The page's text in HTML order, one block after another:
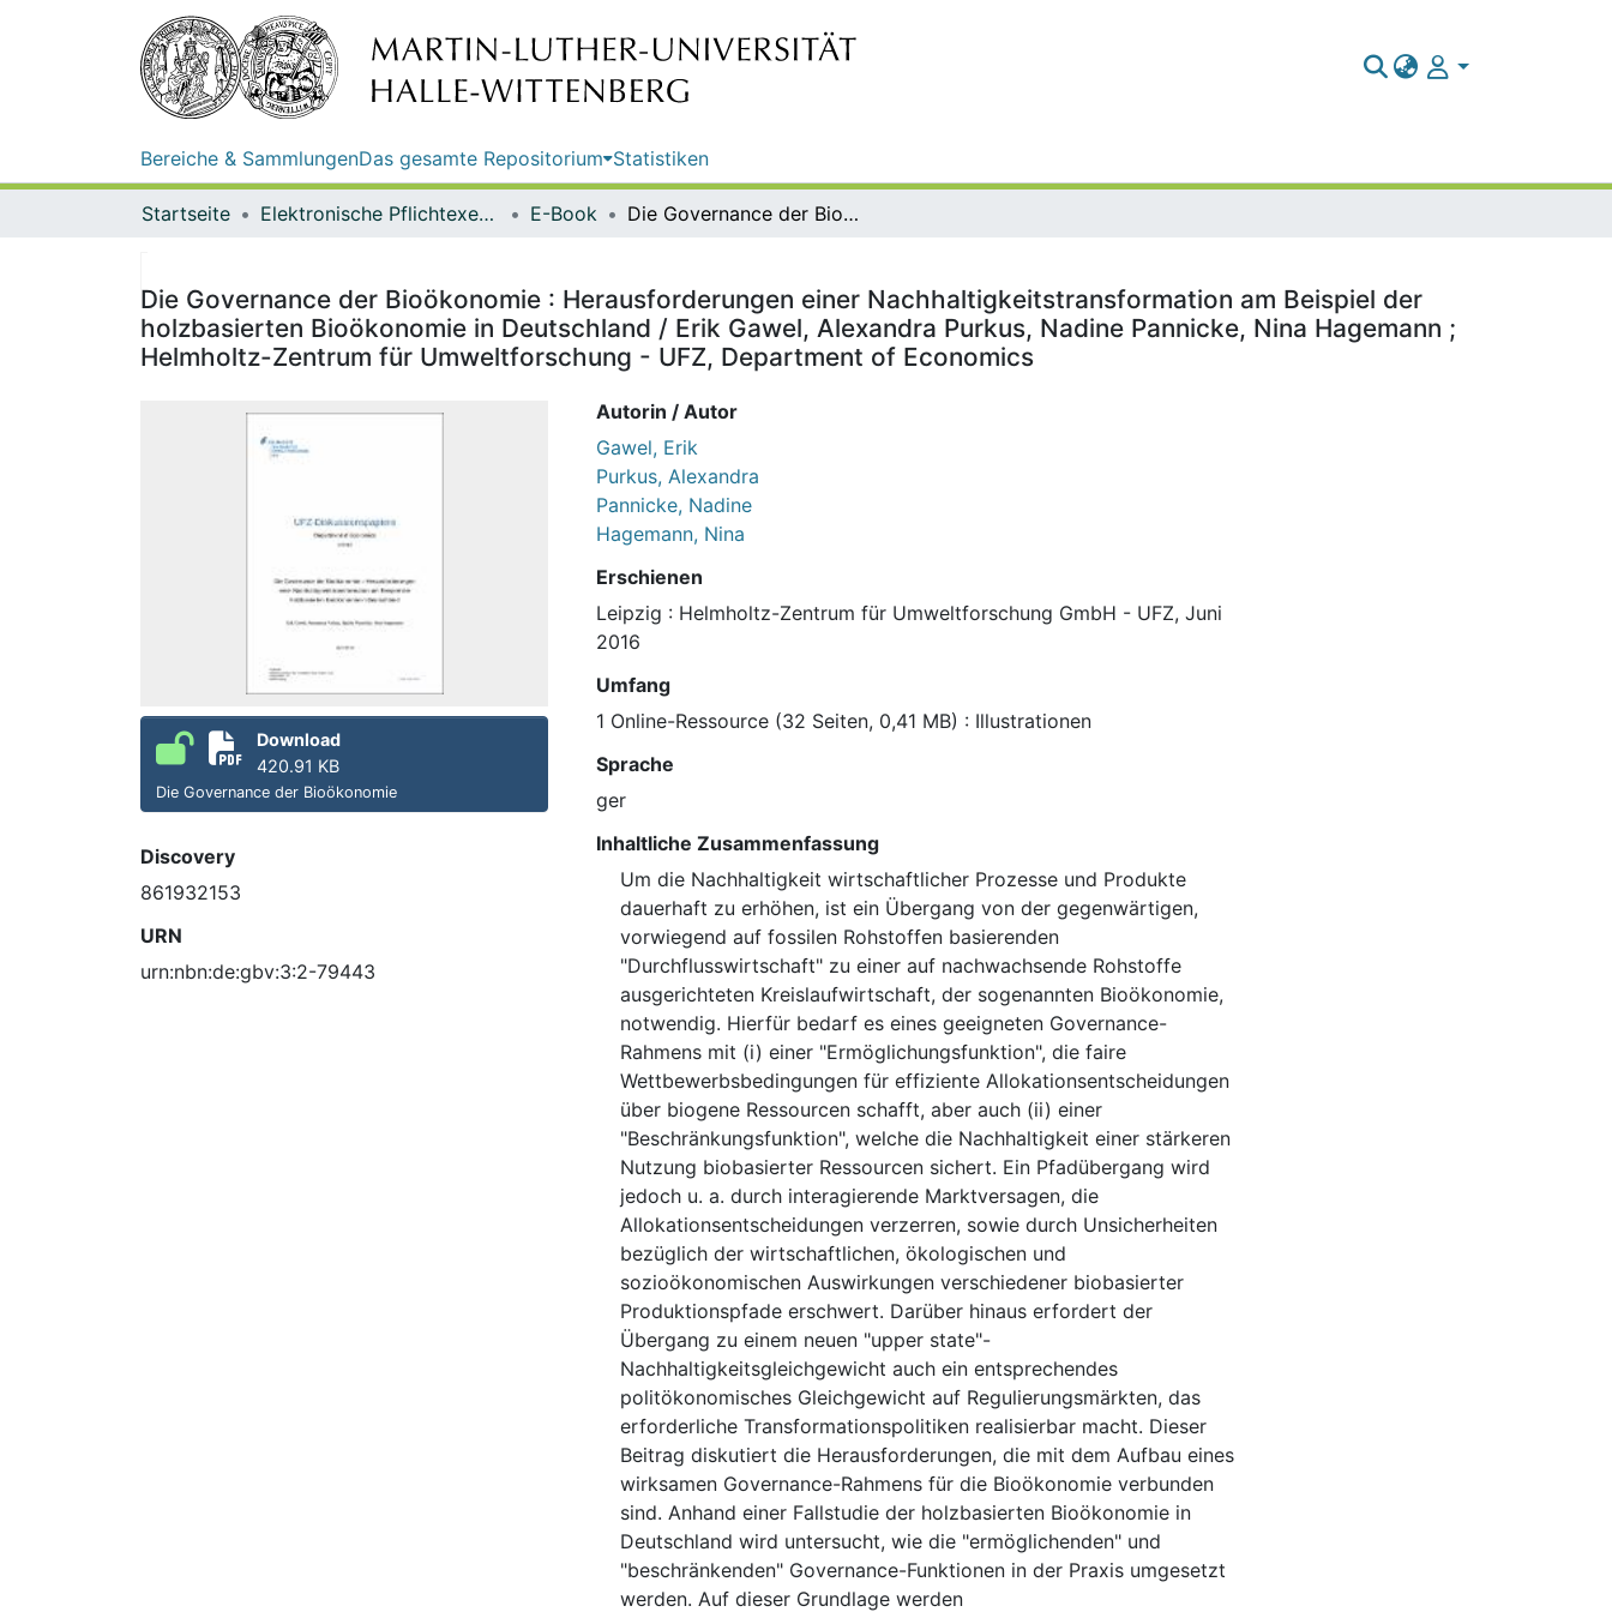
Bereiche & SammlungenDas gesamte Repositorium Statistiken
Startseite Elektronische Pflichtexemplare E-Book Die Governance der Bioökonomie : Herausforderungen einer Nachhaltigkeitstransformation am Beispiel der holzbasierten Bioökonomie in Deutschland / Erik Gawel, Alexandra Purkus, Nadine Pannicke, Nina Hagemann ; Helmholtz-Zentrum für Umweltforschung - UFZ, Department of Economics
Die Governance der Bioökonomie : Herausforderungen einer Nachhaltigkeitstransformation am Beispiel der
holzbasierten Bioökonomie in Deutschland / Erik Gawel, Alexandra Purkus, Nadine Pannicke, Nina Hagemann ;
Helmholtz-Zentrum für Umweltforschung - UFZ, Department of Economics
Download
420.91 KB
Die Governance der Bioökonomie
Discovery
861932153
URN
urn:nbn:de:gbv:3:2-79443
Autorin / Autor
Gawel, Erik
Purkus, Alexandra
Pannicke, Nadine
Hagemann, Nina
Erschienen
Leipzig : Helmholtz-Zentrum für Umweltforschung GmbH - UFZ, Juni
2016
Umfang
1 Online-Ressource (32 Seiten, 0,41 MB) : Illustrationen
Sprache
ger
Inhaltliche Zusammenfassung
Um die Nachhaltigkeit wirtschaftlicher Prozesse und Produkte
dauerhaft zu erhöhen, ist ein Übergang von der gegenwärtigen,
vorwiegend auf fossilen Rohstoffen basierenden
"Durchflusswirtschaft" zu einer auf nachwachsende Rohstoffe
ausgerichteten Kreislaufwirtschaft, der sogenannten Bioökonomie,
notwendig. Hierfür bedarf es eines geeigneten Governance-
Rahmens mit (i) einer "Ermöglichungsfunktion", die faire
Wettbewerbsbedingungen für effiziente Allokationsentscheidungen
über biogene Ressourcen schafft, aber auch (ii) einer
"Beschränkungsfunktion", welche die Nachhaltigkeit einer stärkeren
Nutzung biobasierter Ressourcen sichert. Ein Pfadübergang wird
jedoch u. a. durch interagierende Marktversagen, die
Allokationsentscheidungen verzerren, sowie durch Unsicherheiten
bezüglich der wirtschaftlichen, ökologischen und
sozioökonomischen Auswirkungen verschiedener biobasierter
Produktionspfade erschwert. Darüber hinaus erfordert der
Übergang zu einem neuen "upper state"-
Nachhaltigkeitsgleichgewicht auch ein entsprechendes
politökonomisches Gleichgewicht auf Regulierungsmärkten, das
erforderliche Transformationspolitiken realisierbar macht. Dieser
Beitrag diskutiert die Herausforderungen, die mit dem Aufbau eines
wirksamen Governance-Rahmens für die Bioökonomie verbunden
sind. Anhand einer Fallstudie der holzbasierten Bioökonomie in
Deutschland wird untersucht, wie die "ermöglichenden" und
"beschränkenden" Governance-Funktionen in der Praxis umgesetzt
werden. Auf dieser Grundlage werden